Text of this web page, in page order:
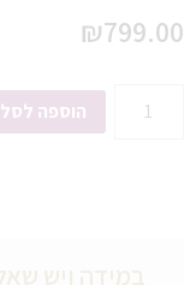
₪799.00
הוספה לסל